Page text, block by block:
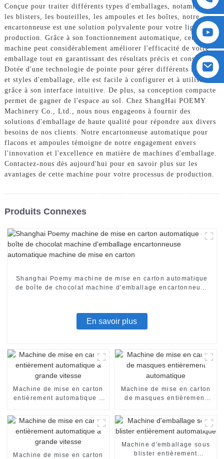
Conçue pour traiter différents types d'emballages, notamment
les blisters, les bouteilles, les ampoules et les boîtes, notre
encartonneuse est une solution polyvalente pour votre ligne de
production. Grâce à son fonctionnement automatique, cette
machine peut considérablement améliorer l'efficacité de votre
emballage tout en garantissant des résultats précis et constants.
Dotée d'une technologie de pointe pour gérer différents formats
et styles d'emballage, elle est facile à configurer et à utiliser
grâce à son interface intuitive. De plus, sa conception compacte
permet de gagner de l'espace au sol. Chez ShangHai POEMY
Machinery Co., Ltd., nous nous engageons à fournir des
solutions d'emballage de haute qualité pour répondre aux divers
besoins de nos clients. Notre encartonneuse automatique pour
flacons et ampoules témoigne de notre engagement envers
l'innovation et l'excellence en matière de machines d'emballage.
Contactez-nous dès aujourd'hui pour en savoir plus sur les
avantages de cette machine pour votre processus de production.
Produits Connexes
Shanghai Poemy machine de mise en carton automatique
de boîte de chocolat machine d'emballage encartonneuse
En savoir plus
Machine de mise en carton
entièrement automatique à
Machine de mise en carton
de masques entièrement
Machine de mise en carton
Machine d'emballage sous
blister entièrement